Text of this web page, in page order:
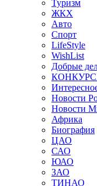
Туризм
ЖКХ
Авто
Спорт
LifeStyle
WishList
Добрые
Новости
Новости
Африка
Биография
ЦАО
САО
ЮАО
ЗАО
ТИНАО